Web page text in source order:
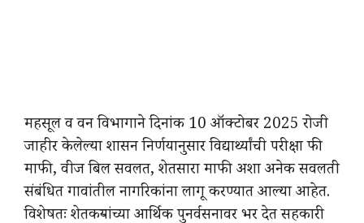
महसूल व वन विभागाने दिनांक 10 ऑक्टोबर 2025 रोजी
जाहीर केलेल्या शासन निर्णयानुसार विद्यार्थ्यांची परीक्षा फी
माफी, वीज बिल सवलत, शेतसारा माफी अशा अनेक सवलती
संबंधित गावांतील नागरिकांना लागू करण्यात आल्या आहेत.
विशेषतः शेतकऱ्यांच्या आर्थिक पुनर्वसनावर भर देत सहकारी